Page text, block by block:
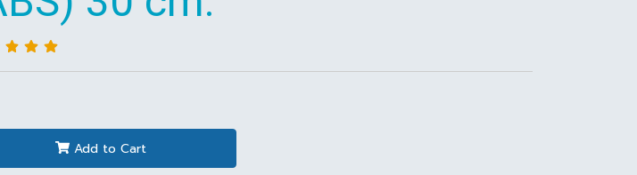
Add to Cart